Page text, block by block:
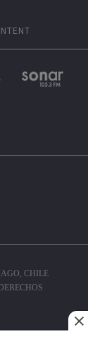
CHILE